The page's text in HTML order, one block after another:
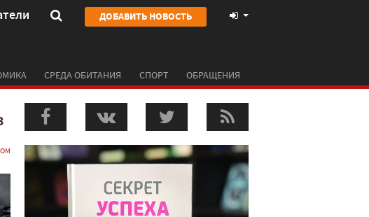
ДОБАВИТЬ НОВОСТЬ
СРЕДА ОБИТАНИЯ СПОРТ ОБРАЩЕНИЯ